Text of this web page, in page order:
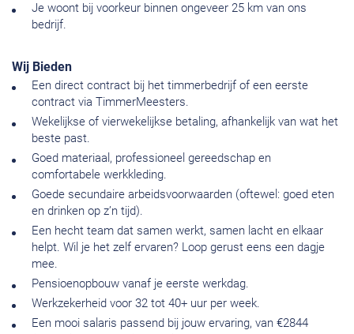
Je woont bij voorkeur binnen ongeveer 25 km van ons
bedrijf.
Wij Bieden
Een direct contract bij het timmerbedrijf of een eerste
contract via TimmerMeesters.
Wekelijkse of vierwekelijkse betaling, afhankelijk van wat het
beste past.
Goed materiaal, professioneel gereedschap en
comfortabele werkkleding.
Goede secundaire arbeidsvoorwaarden (oftewel: goed eten
en drinken op z’n tijd).
Een hecht team dat samen werkt, samen lacht en elkaar
helpt. Wil je het zelf ervaren? Loop gerust eens een dagje
mee.
Pensioenopbouw vanaf je eerste werkdag.
Werkzekerheid voor 32 tot 40+ uur per week.
Een mooi salaris passend bij jouw ervaring, van €2844